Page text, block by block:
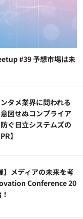
#39 予想市場は未
タメ業界に問われる
意図せぬコンプライア
ぐ日立システムズの
】
】メディアの未来を考
Conference 20